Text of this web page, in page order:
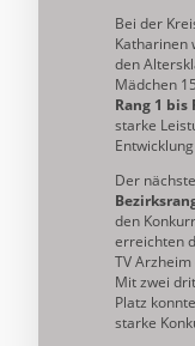
Bei der
Katharinen
den
Mädchen
Rang 1 bis
starke
Der
den
erreichten
TV
Mit zwei
Platz
starke